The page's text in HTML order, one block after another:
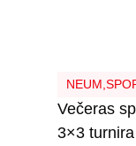
NEUM
Večeras
3×3